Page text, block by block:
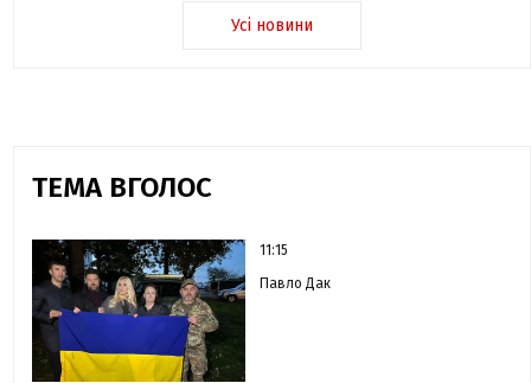
Усі новини
ТЕМА ВГОЛОС
11:15
Павло Дак